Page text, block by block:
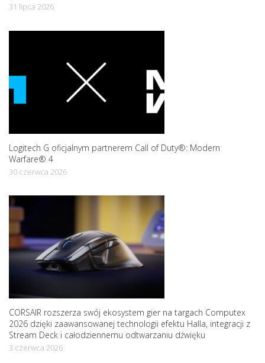
31 lipca 2026
Logitech G oficjalnym partnerem Call of Duty®: Modern
Warfare® 4
30 czerwca 2026
CORSAIR rozszerza swój ekosystem gier na targach Computex
2026 dzięki zaawansowanej technologii efektu Halla, integracji z
Stream Deck i całodziennemu odtwarzaniu dźwięku
3 czerwca 2026